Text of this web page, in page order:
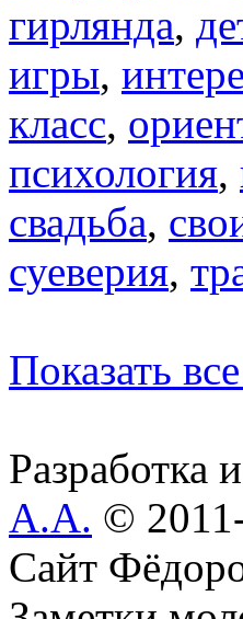
гирлянда,
игры,
класс,
психология,
свадьба,
суеверия,
Показать
Разработка
А.А. ©
Сайт